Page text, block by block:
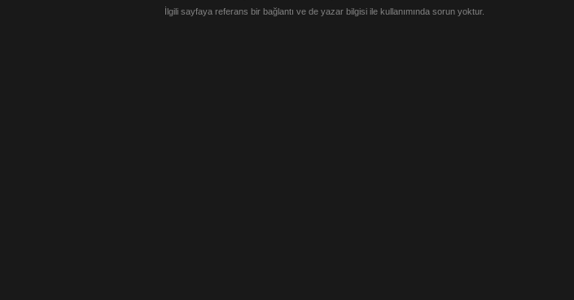
İlgili sayfaya referans bir bağlantı ve de yazar bilgisi ile kullanımında sorun yoktur.